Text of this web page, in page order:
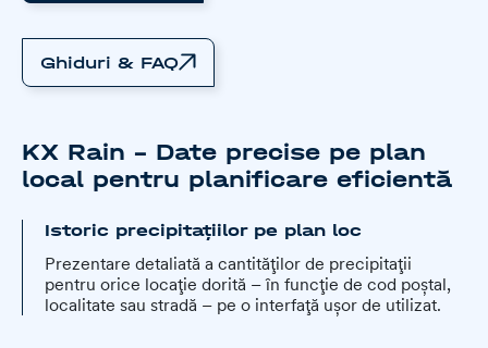
Ghiduri & FAQ
KX Rain – Date precise pe plan
local pentru planificare eficientă
Istoric precipitațiilor pe plan loc
Prezentare detaliată a cantităților de precipitații
pentru orice locație dorită – în funcție de cod poștal,
localitate sau stradă – pe o interfață ușor de utilizat.